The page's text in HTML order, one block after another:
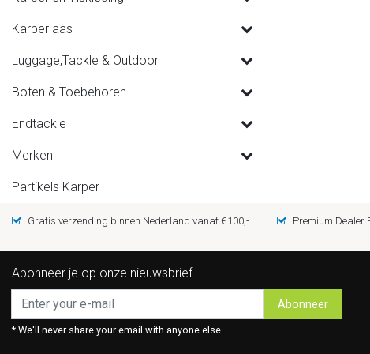
Karper aas
Luggage,Tackle & Outdoor
Boten & Toebehoren
Endtackle
Merken
Partikels Karper
Gratis verzending binnen Nederland vanaf €100,- Premium Dealer
Abonneer je op onze nieuwsbrief
Abonneer
* We'll never share your email with anyone else.